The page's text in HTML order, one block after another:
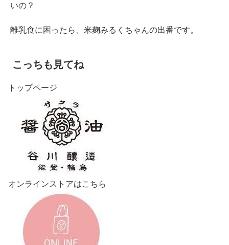
いの？
離乳食に困ったら、米麹みるくちゃんの出番です。
こっちも見てね
トップページ
オンラインストアはこちら